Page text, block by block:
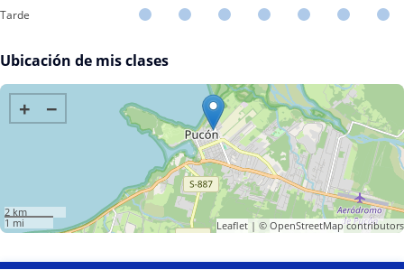
Tarde
Ubicación de mis clases
+ −
2 km
1 mi
Leaflet| © OpenStreetMapcontributors